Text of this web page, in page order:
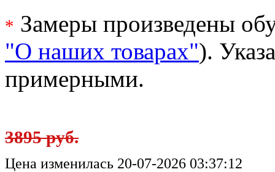
* Замеры произведены
"О наших товарах").
примерными.
3895 руб.
Цена изменилась 20-07-2026 03:37:12